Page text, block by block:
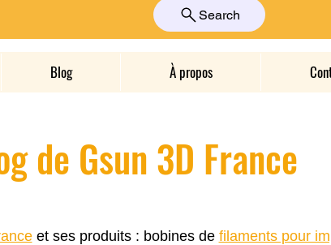
Search
Blog À propos
de Gsun 3D France
et ses produits : bobines de filaments pour